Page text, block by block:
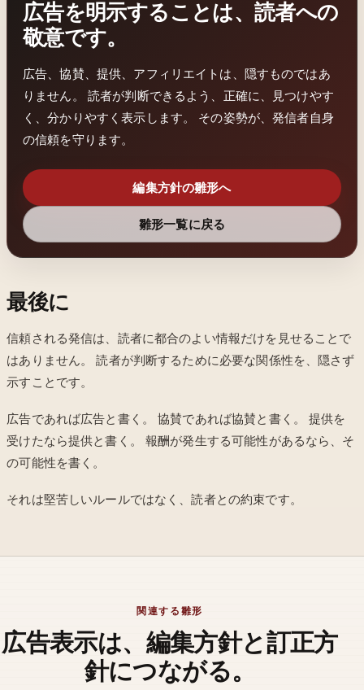
広告を明示することは、読者への
敬意です。
広告、協賛、提供、アフィリエイトは、隠すものではあ
りません。 読者が判断できるよう、正確に、見つけやす
く、分かりやすく表示します。 その姿勢が、発信者自身
の信頼を守ります。
編集方針の雛形へ
雛形一覧に戻る
最後に
信頼される発信は、読者に都合のよい情報だけを見せることで
はありません。 読者が判断するために必要な関係性を、隠さず
示すことです。
広告であれば広告と書く。 協賛であれば協賛と書く。 提供を
受けたなら提供と書く。 報酬が発生する可能性があるなら、そ
の可能性を書く。
それは堅苦しいルールではなく、読者との約束です。
関連する雛形
広告表示は、編集方針と訂正方
針につながる。